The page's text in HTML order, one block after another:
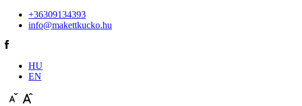
+36309134393
info@makettkucko.hu
HU
EN